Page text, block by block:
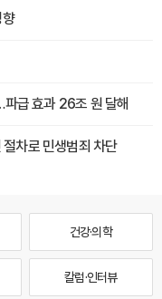
급 효과 26조 원 달해
차로 민생범죄 차단
건강·의학
칼럼·인터뷰